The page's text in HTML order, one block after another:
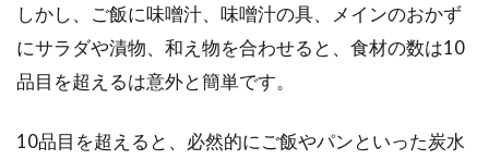
しかし、ご飯に味噌汁、味噌汁の具、メインのおかず
にサラダや漬物、和え物を合わせると、食材の数は10
品目を超えるは意外と簡単です。
10品目を超えると、必然的にご飯やパンといった炭水